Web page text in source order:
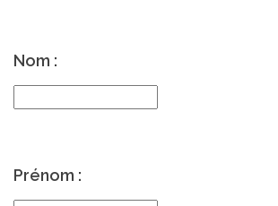
Nom :
Prénom :